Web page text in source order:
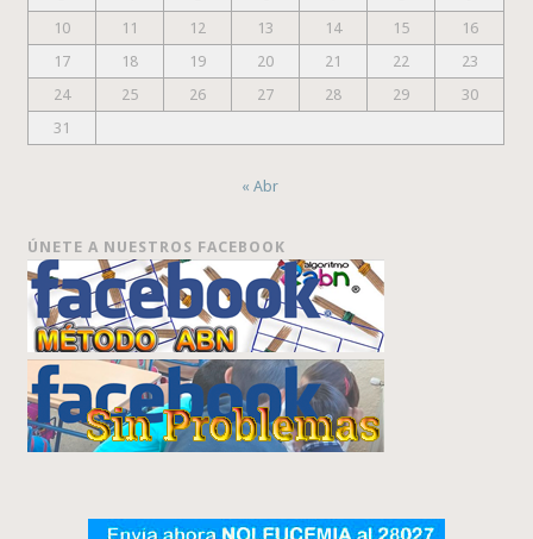
10
11 12 13 14 15
16
17
18 19 20 21 22
23
24
25 26 27 28 29
30
31
« Abr
ÚNETE A NUESTROS FACEBOOK